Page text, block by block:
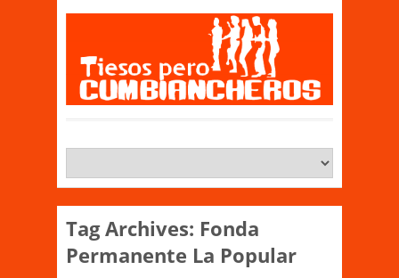
Tag Archives: Fonda
Permanente La Popular